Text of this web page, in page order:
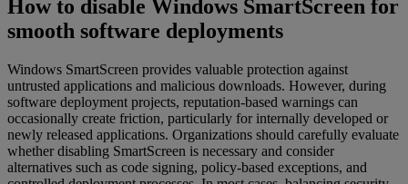
How to disable Windows SmartScreen for
smooth software deployments
Windows SmartScreen provides valuable protection against
untrusted applications and malicious downloads. However, during
software deployment projects, reputation-based warnings can
occasionally create friction, particularly for internally developed or
newly released applications. Organizations should carefully evaluate
whether disabling SmartScreen is necessary and consider
alternatives such as code signing, policy-based exceptions, and